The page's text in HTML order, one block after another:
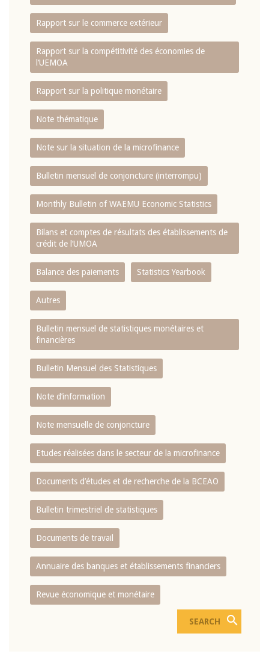
Rapport sur le commerce extérieur
Rapport sur la compétitivité des économies de
l‘UEMOA
Rapport sur la politique monétaire
Note thématique
Note sur la situation de la microfinance
Bulletin mensuel de conjoncture (interrompu)
Monthly Bulletin of WAEMU Economic Statistics
Bilans et comptes de résultats des établissements de
crédit de l‘UMOA
Balance des paiements Statistics Yearbook
Autres
Bulletin mensuel de statistiques monétaires et
financières
Bulletin Mensuel des Statistiques
Note d’information
Note mensuelle de conjoncture
Etudes réalisées dans le secteur de la microfinance
Documents d’études et de recherche de la BCEAO
Bulletin trimestriel de statistiques
Documents de travail
Annuaire des banques et établissements financiers
Revue économique et monétaire